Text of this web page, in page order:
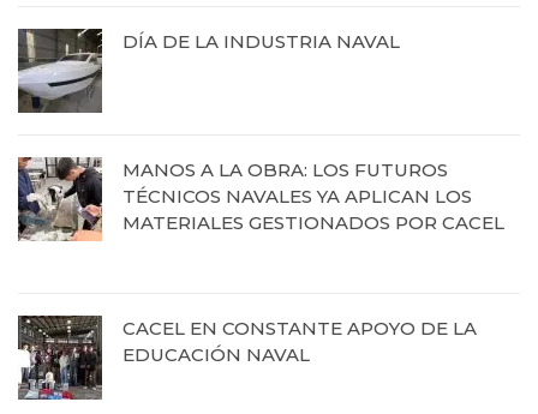
DÍA DE LA INDUSTRIA NAVAL
MANOS A LA OBRA: LOS FUTUROS
TÉCNICOS NAVALES YA APLICAN LOS
MATERIALES GESTIONADOS POR CACEL
CACEL EN CONSTANTE APOYO DE LA
EDUCACIÓN NAVAL